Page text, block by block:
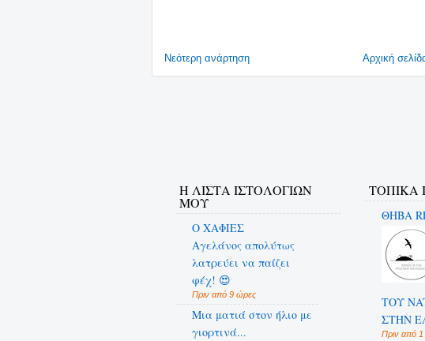
Νεότερη ανάρτηση Αρχική
Η ΛΙΣΤΑ ΙΣΤΟΛΟΓΙΩΝ
ΜΟΥ
Ο ΧΑΦΙΕΣ
Αγελάνος απολύτως
λατρεύει να παίζει
φέχ! 😍
Πριν από 9 ώρες
Μια ματιά στον ήλιο με
γιορτινά...
ΤΟΠΙΚΑ
ΘΗΒΑ
ΤΟΥ
ΣΤΗΝ
Πριν από 1